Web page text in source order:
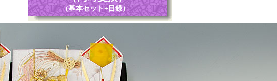
(基本セット+目録）